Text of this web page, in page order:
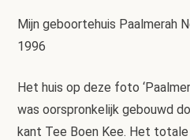
Mijn geboortehuis Paalmerah
1996
Het huis op deze foto
was oorspronkelijk gebouwd
kant Tee Boen Kee. Het